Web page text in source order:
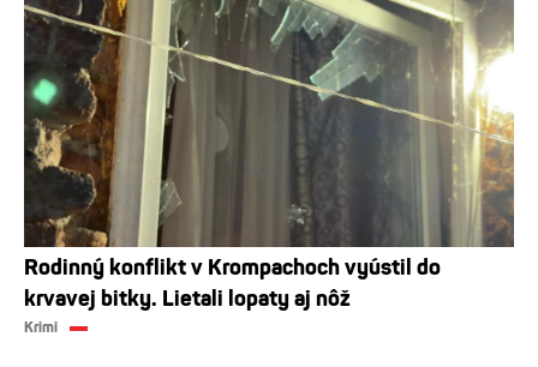
Rodinný konflikt v Krompachoch vyústil do
krvavej bitky. Lietali lopaty aj nôž
Krimi